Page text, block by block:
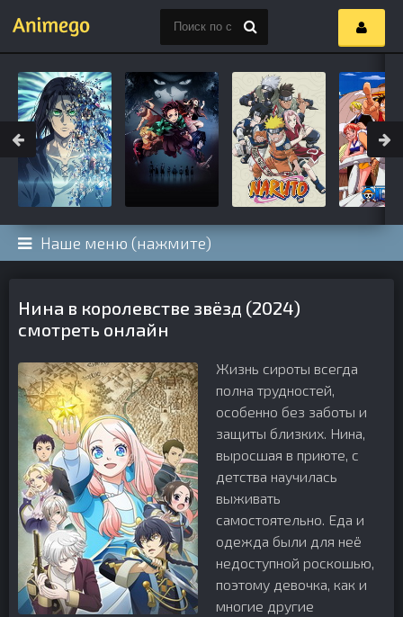
Наше меню (нажмите)
Нина в королевстве звёзд (2024)
смотреть онлайн
Жизнь сироты всегда
полна трудностей,
особенно без заботы и
защиты близких. Нина,
выросшая в приюте, с
детства научилась
выживать
самостоятельно. Еда и
одежда были для неё
недоступной роскошью,
поэтому девочка, как и
многие другие